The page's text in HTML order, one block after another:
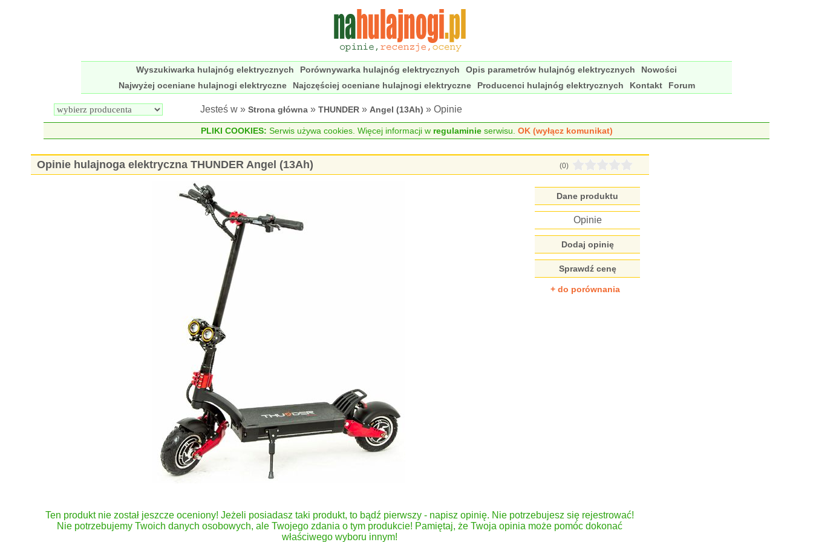
Wyszukiwarka hulajnóg elektrycznych Porównywarka hulajnóg elektrycznych Opis parametrów hulajnóg elektrycznych
Nowości
Najwyżej oceniane hulajnogi elektryczne
Najczęściej oceniane hulajnogi elektryczne Producenci hulajnóg elektrycznych Kontakt Forum
Jesteś w » Strona główna » THUNDER » Angel (13Ah) » Opinie
PLIKI COOKIES: Serwis używa cookies. Więcej informacji w regulaminieserwisu. OK (wyłącz komunikat)
Opinie hulajnoga elektryczna THUNDER Angel (13Ah) (0)
Dane produktu
Opinie
Dodaj opinię
Sprawdź cenę
+ do porównania
Ten produkt nie został jeszcze oceniony! Jeżeli posiadasz taki produkt, to bądź pierwszy - napisz opinię. Nie potrzebujesz się rejestrować!
Nie potrzebujemy Twoich danych osobowych, ale Twojego zdania o tym produkcie! Pamiętaj, że Twoja opinia może pomóc dokonać
właściwego wyboru innym!